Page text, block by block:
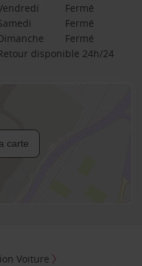
Fermé
Fermé
Fermé
disponible 24h/24
carte
Voiture